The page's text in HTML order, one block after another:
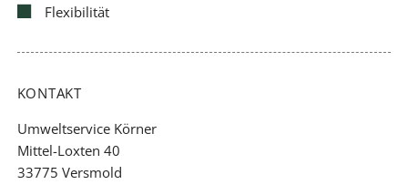
Flexibilität
KONTAKT
Umweltservice Körner
Mittel-Loxten 40
33775 Versmold